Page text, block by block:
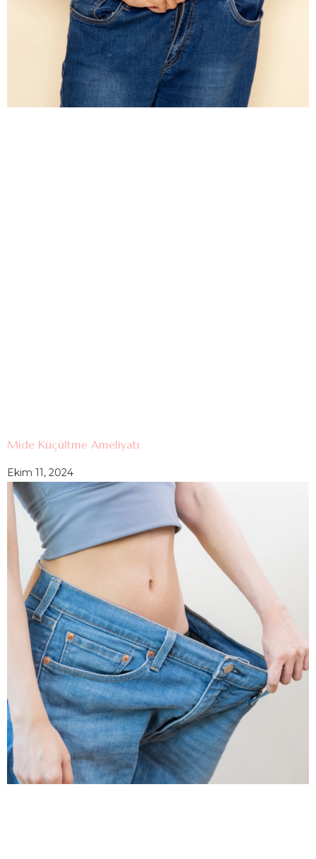
Mide Küçültme Ameliyatı
Ekim 11, 2024